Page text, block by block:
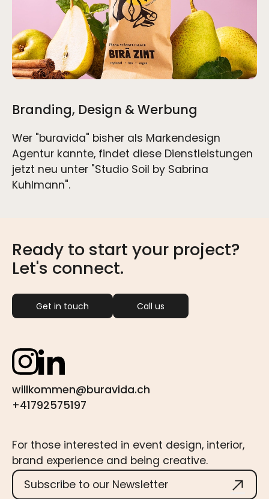
Branding, Design & Werbung
Wer "buravida" bisher als Markendesign
Agentur kannte, findet diese Dienstleistungen
jetzt neu unter "Studio Soil by Sabrina
Kuhlmann".
Ready to start your project?
Let's connect.
Get in touch Call us
willkommen@buravida.ch
+41792575197
For those interested in event design, interior,
brand experience and being creative.
Email address